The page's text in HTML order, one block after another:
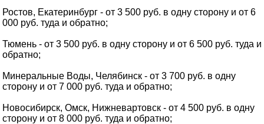
Ростов, Екатеринбург - от 3 500 руб. в одну сторону и от 6
000 руб. туда и обратно;
Тюмень - от 3 500 руб. в одну сторону и от 6 500 руб. туда и
обратно;
Минеральные Воды, Челябинск - от 3 700 руб. в одну
сторону и от 7 000 руб. туда и обратно;
Новосибирск, Омск, Нижневартовск - от 4 500 руб. в одну
сторону и от 8 000 руб. туда и обратно;